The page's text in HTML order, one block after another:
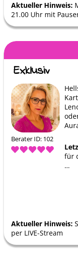
Aktueller Hinweis:
21.00 Uhr mit
Berater ID: 102
für
…
Aktueller Hinweis:
per LIVE-Stream